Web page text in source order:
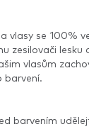
vlasy se 100%
zesilovači lesku
vlasům
barvení.
barvením